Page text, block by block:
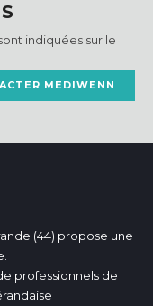
indiquées sur le
MEDIWENN
(44) propose une
professionnels de